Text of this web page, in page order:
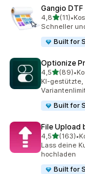
Gangio
4,8von 5
(11)
11 •
Schneller
Built for
Optionize
4,5von 5
(89)
89 •
KI-
Built for
File Upload
4,5von 5
(163)
163 •
Lass deine
hochladen
Built for